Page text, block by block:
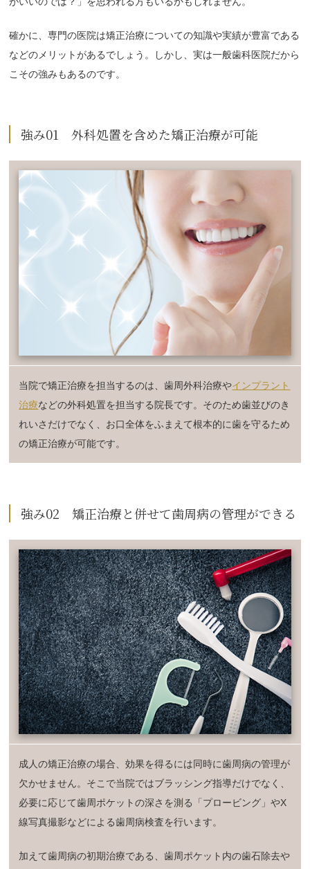
確かに、専門の医院は矯正治療についての知識や実績が豊富である
などのメリットがあるでしょう。しかし、実は一般歯科医院だから
こその強みもあるのです。
強み01 外科処置を含めた矯正治療が可能
当院で矯正治療を担当するのは、歯周外科治療やインプラント
治療などの外科処置を担当する院長です。そのため歯並びのき
れいさだけでなく、お口全体をふまえて根本的に歯を守るため
の矯正治療が可能です。
強み02 矯正治療と併せて歯周病の管理ができる
成人の矯正治療の場合、効果を得るには同時に歯周病の管理が
欠かせません。そこで当院ではブラッシング指導だけでなく、
必要に応じて歯周ポケットの深さを測る「プロービング」やX
線写真撮影などによる歯周病検査を行います。
加えて歯周病の初期治療である、歯周ポケット内の歯石除去や